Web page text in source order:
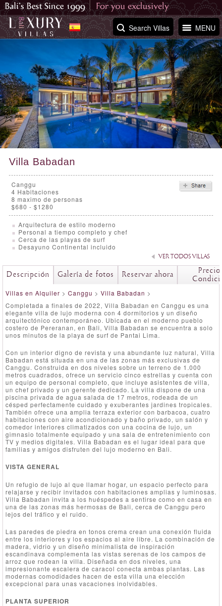
MENU
Search Villas
Villa Babadan
Canggu
4 Habitaciones
8 maximo de personas
$680 - $1280
Arquitectura de estilo moderno
Personal a tiempo completo y chef
Cerca de las playas de surf
Desayuno Continental incluido
VER TODOS VILLAS
Descripción Galería de fotos Reservar ahora
Villas en Alquiler > Canggu > Villa Babadan >
Completada a finales de 2022, Villa Babadan en Canggu es una
elegante villa de lujo moderna con 4 dormitorios y un diseño
arquitectónico contemporáneo. Ubicada en el moderno pueblo
costero de Pereranan, en Bali, Villa Babadan se encuentra a solo
unos minutos de la playa de surf de Pantai Lima.
Con un interior digno de revista y una abundante luz natural, Villa
Babadan está situada en una de las zonas más exclusivas de
Canggu. Construida en dos niveles sobre un terreno de 1.000
metros cuadrados, ofrece un servicio cinco estrellas y cuenta con
un equipo de personal completo, que incluye asistentes de villa,
un chef privado y un gerente dedicado. La villa dispone de una
piscina privada de agua salada de 17 metros, rodeada de un
césped perfectamente cuidado y exuberantes jardines tropicales.
También ofrece una amplia terraza exterior con barbacoa, cuatro
habitaciones con aire acondicionado y baño privado, un salón y
comedor interiores climatizados con una cocina de lujo, un
gimnasio totalmente equipado y una sala de entretenimiento con
TV y medios digitales. Villa Babadan es el lugar ideal para que
familias y amigos disfruten del lujo moderno en Bali.
VISTA GENERAL
Un refugio de lujo al que llamar hogar, un espacio perfecto para
relajarse y recibir invitados con habitaciones amplias y luminosas.
Villa Babadan invita a los huéspedes a sentirse como en casa en
una de las zonas más hermosas de Bali, cerca de Canggu pero
lejos del tráfico y el ruido.
Las paredes de piedra en tonos crema crean una conexión fluida
entre los interiores y los espacios al aire libre. La combinación de
madera, vidrio y un diseño minimalista de inspiración
escandinava complementa las vistas serenas de los campos de
arroz que rodean la villa. Diseñada en dos niveles, una
impresionante escalera de caracol conecta ambas plantas. Las
modernas comodidades hacen de esta villa una elección
excepcional para unas vacaciones inolvidables.
PLANTA SUPERIOR